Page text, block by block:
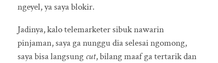
ngeyel, ya saya blokir.
Jadinya, kalo telemarketer sibuk nawarin
pinjaman, saya ga nunggu dia selesai ngomong,
saya bisa langsung cut, bilang maaf ga tertarik dan